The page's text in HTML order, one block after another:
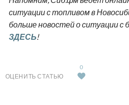
ситуации с топливом в
больше новостей о ситуации с
ЗДЕСЬ!
ОЦЕНИТЬ СТАТЬЮ
0